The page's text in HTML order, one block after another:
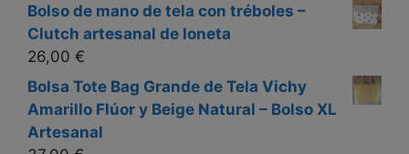
Bolso de mano de tela con tréboles –
Clutch artesanal de loneta
26,00 €
Bolsa Tote Bag Grande de Tela Vichy
Amarillo Flúor y Beige Natural – Bolso XL
Artesanal